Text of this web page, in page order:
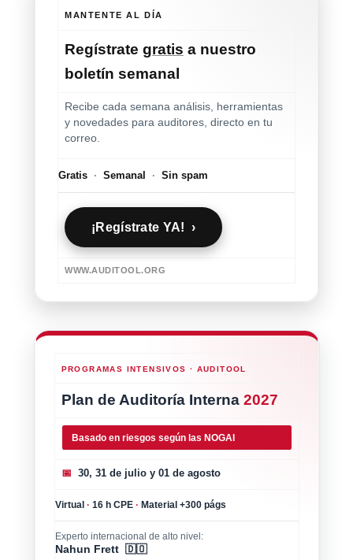
MANTENTE AL DÍA
Regístrate gratis a nuestro
boletín semanal
Recibe cada semana análisis, herramientas
y novedades para auditores, directo en tu
correo.
Gratis · Semanal · Sin spam
¡Regístrate YA! ›
WWW.AUDITOOL.ORG
PROGRAMAS INTENSIVOS · AUDITOOL
Plan de Auditoría Interna 2027
Basado en riesgos según las NOGAI
📅 30, 31 de julio y 01 de agosto
Virtual · 16 h CPE · Material +300 págs
Experto internacional de alto nivel:
Nahun Frett 🇩🇴